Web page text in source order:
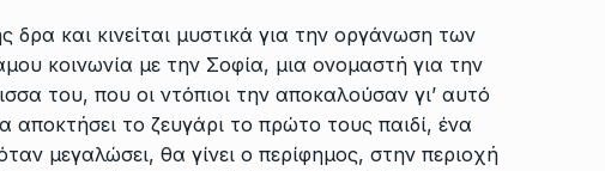
και κινείται μυστικά για την οργάνωση των
κοινωνία με την Σοφία, μια ονομαστή για την
του, που οι ντόπιοι την αποκαλούσαν γι’ αυτό
αποκτήσει το ζευγάρι το πρώτο τους παιδί, ένα
μεγαλώσει, θα γίνει ο περίφημος, στην περιοχή